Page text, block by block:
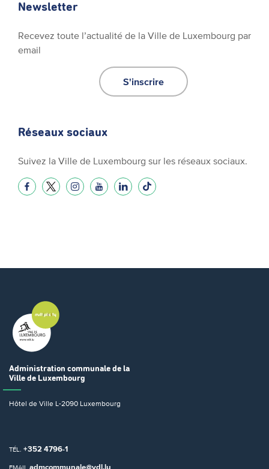
Newsletter
Recevez toute l’actualité de la Ville de Luxembourg par
email
S'inscrire
Réseaux sociaux
Suivez la Ville de Luxembourg sur les réseaux sociaux.
Administration communale de la
Ville de Luxembourg
Hôtel de Ville L-2090 Luxembourg
TÉL. +352 4796-1
EMAIL admcommunale@vdl.lu